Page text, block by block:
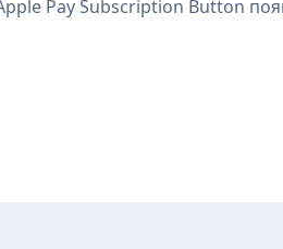
Pay Subscription Button